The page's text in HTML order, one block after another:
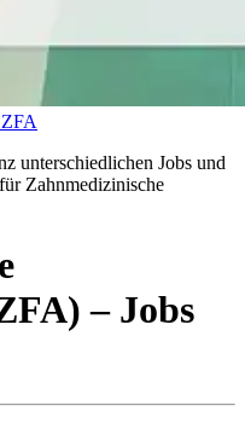
unterschiedlichen Jobs und
Zahnmedizinische
– Jobs